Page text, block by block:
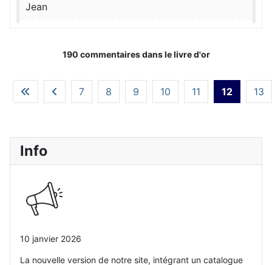
Info
10 janvier 2026
La nouvelle version de notre site, intégrant un catalogue
Jean
190 commentaires dans le livre d'or
7 8 9 10 11 12 13